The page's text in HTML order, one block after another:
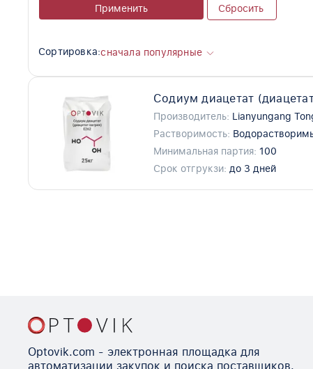
Применить Сбросить
Сортировка:сначала популярные
Содиум диацетат
Производитель: Lianyungang
Растворимость:
Минимальная партия: 100
Срок отгрукзи: до 3 дней
Optovik.com - электронная площадка для
автоматизации закупок и поиска поставщиков.